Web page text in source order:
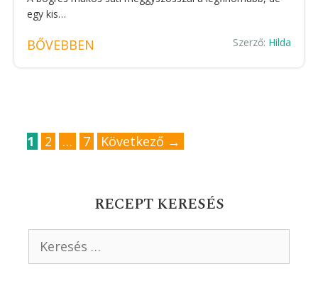
egy kis…
BŐVEBBEN Szerző: Hilda
Oldal
1 Oldal
2 … Oldal
7 Következő →
RECEPT KERESÉS